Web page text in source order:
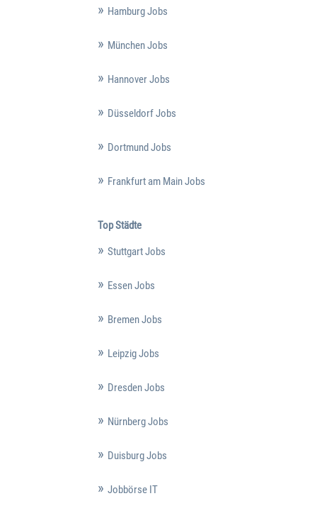
Hamburg Jobs
München Jobs
Hannover Jobs
Düsseldorf Jobs
Dortmund Jobs
Frankfurt am Main Jobs
Top Städte
Stuttgart Jobs
Essen Jobs
Bremen Jobs
Leipzig Jobs
Dresden Jobs
Nürnberg Jobs
Duisburg Jobs
Jobbörse IT